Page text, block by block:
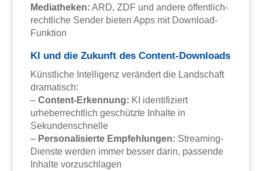
Mediatheken: ARD, ZDF und andere öffentlich-
rechtliche Sender bieten Apps mit Download-
Funktion
KI und die Zukunft des Content-Downloads
Künstliche Intelligenz verändert die Landschaft
dramatisch:
–Content-Erkennung: KI identifiziert
urheberrechtlich geschützte Inhalte in
Sekundenschnelle
– Personalisierte Empfehlungen: Streaming-
Dienste werden immer besser darin, passende
Inhalte vorzuschlagen